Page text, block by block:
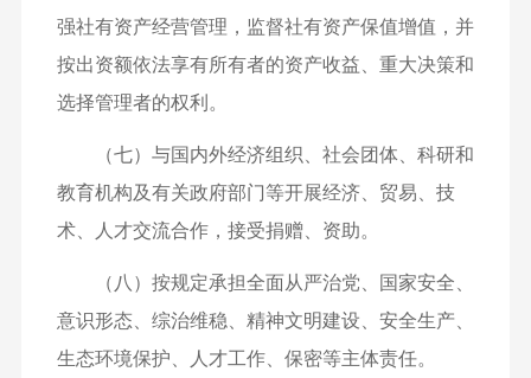
强社有资产经营管理，监督社有资产保值增值，并
按出资额依法享有所有者的资产收益、重大决策和
选择管理者的权利。
（七）与国内外经济组织、社会团体、科研和
教育机构及有关政府部门等开展经济、贸易、技
术、人才交流合作，接受捐赠、资助。
（八）按规定承担全面从严治党、国家安全、
意识形态、综治维稳、精神文明建设、安全生产、
生态环境保护、人才工作、保密等主体责任。